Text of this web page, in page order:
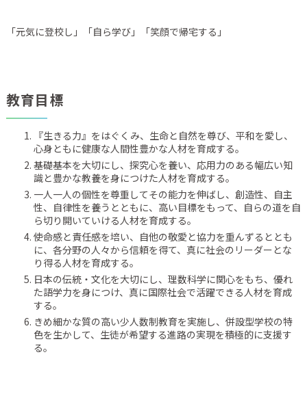
「元気に登校し」「自ら学び」「笑顔で帰宅する」
教育目標
『生きる力』をはぐくみ、生命と自然を尊び、平和を愛し、
心身ともに健康な人間性豊かな人材を育成する。
基礎基本を大切にし、探究心を養い、応用力のある幅広い知
識と豊かな教養を身につけた人材を育成する。
一人一人の個性を尊重してその能力を伸ばし、創造性、自主
性、自律性を養うとともに、高い目標をもって、自らの道を自
ら切り開いていける人材を育成する。
使命感と責任感を培い、自他の敬愛と協力を重んずるととも
に、各分野の人々から信頼を得て、真に社会のリーダーとな
り得る人材を育成する。
日本の伝統・文化を大切にし、理数科学に関心をもち、優れ
た語学力を身につけ、真に国際社会で活躍できる人材を育成
する。
きめ細かな質の高い少人数制教育を実施し、併設型学校の特
色を生かして、生徒が希望する進路の実現を積極的に支援す
る。